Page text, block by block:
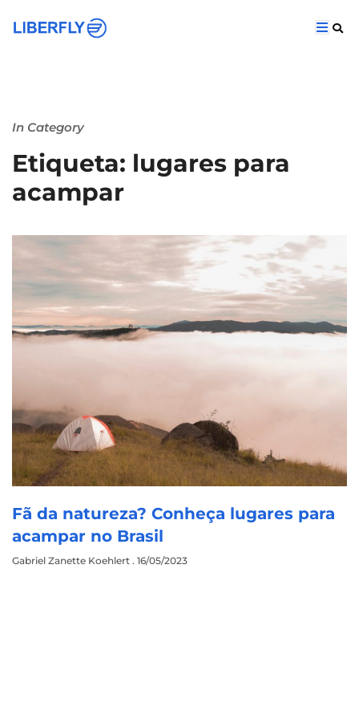
In Category
Etiqueta: lugares para
acampar
Fã da natureza? Conheça lugares para
acampar no Brasil
Gabriel Zanette Koehlert 16/05/2023